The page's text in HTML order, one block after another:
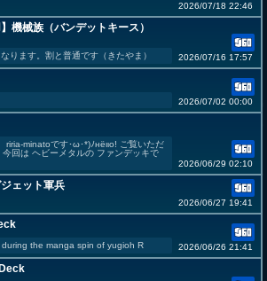
2026/07/18 22:46
機械族（バンデットキース）
ります。割と普通です（きたやま） 2026/07/16 17:57
2026/07/02 00:00
riria-minatoです･ω･*)ﾉнёιιο! ご覧いただ
回は ヘビーメタルの ファンデッキで
2026/06/29 02:10
ェット軍兵
2026/06/27 19:41
the manga spin of yugioh R 2026/06/26 21:41